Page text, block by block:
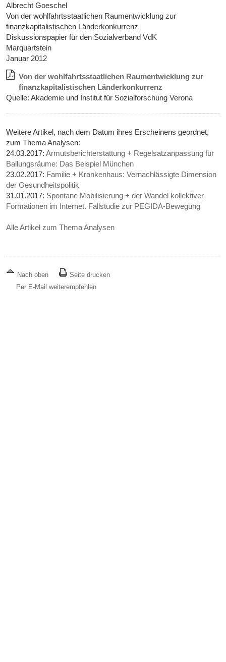
Albrecht Goeschel
Von der wohlfahrtsstaatlichen Raumentwicklung zur
finanzkapitalistischen Länderkonkurrenz
Diskussionspapier für den Sozialverband VdK
Marquartstein
Januar 2012
Von der wohlfahrtsstaatlichen Raumentwicklung zur
finanzkapitalistischen Länderkonkurrenz
Quelle: Akademie und Institut für Sozialforschung Verona
Weitere Artikel, nach dem Datum ihres Erscheinens geordnet,
zum Thema Analysen:
24.03.2017:Armutsberichterstattung + Regelsatzanpassung für
Ballungsräume: Das Beispiel München
23.02.2017: Familie + Krankenhaus: Vernachlässigte Dimension
der Gesundheitspolitik
31.01.2017: Spontane Mobilisierung + der Wandel kollektiver
Formationen im Internet. Fallstudie zur PEGIDA-Bewegung
Alle Artikel zum Thema Analysen
Nach oben
Seite drucken
Per E-Mail weiterempfehlen